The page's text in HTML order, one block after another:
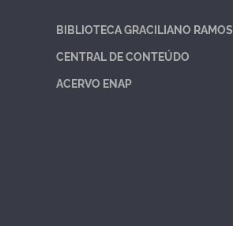
BIBLIOTECA GRACILIANO RAMOS
CENTRAL DE CONTEÚDO
ACERVO ENAP